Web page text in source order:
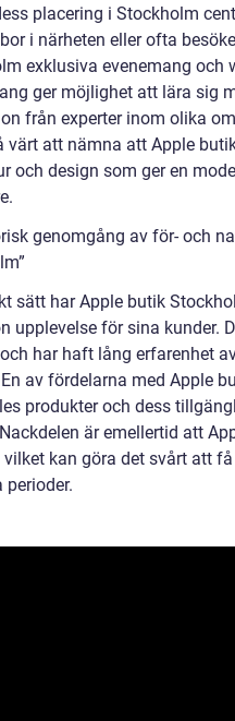
placering i Stockholm
i närheten eller ofta
exklusiva evenemang och
ger möjlighet att lära sig
från experter inom olika
värt att nämna att Apple
och design som ger en
genomgång av för- och
sätt har Apple butik
upplevelse för sina kunder.
har haft lång erfarenhet
av fördelarna med Apple
produkter och dess
är emellertid att
kan göra det svårt att
perioder.